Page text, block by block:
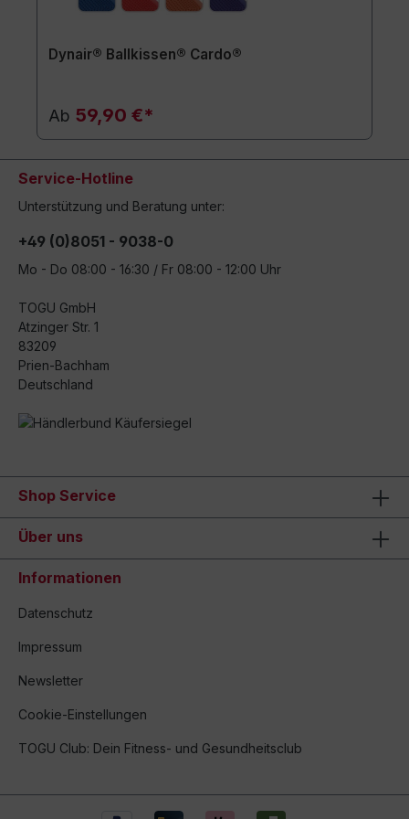
Dynair® Ballkissen® Cardo®
Ab 59,90 €*
Service-Hotline
Unterstützung und Beratung unter:
+49 (0)8051 - 9038-0
Mo - Do 08:00 - 16:30 / Fr 08:00 - 12:00 Uhr
TOGU GmbH
Atzinger Str. 1
83209
Prien-Bachham
Deutschland
Shop Service
Über uns
Informationen
Datenschutz
Impressum
Newsletter
Cookie-Einstellungen
TOGU Club: Dein Fitness- und Gesundheitsclub